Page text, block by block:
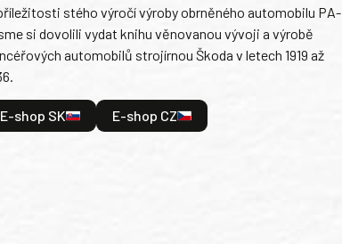
stého výročí výroby obrněného automobilu PA-
si dovolili vydat knihu věnovanou vývoji a výrobě
automobilů strojírnou Škoda v letech 1919 až
E-shop SK E-shop CZ